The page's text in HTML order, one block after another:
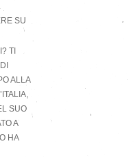
SU
TI
ALLA
SUO
A
HA